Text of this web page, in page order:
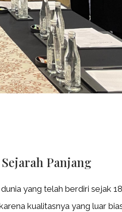
Panjang
yang telah berdiri sejak
kualitasnya yang luar